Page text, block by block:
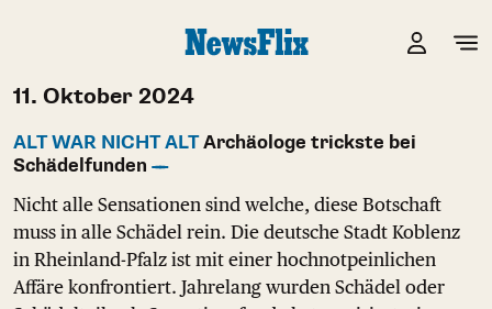
11. Oktober 2024
ALT WAR NICHT ALTArchäologe trickste bei
Schädelfunden
Nicht alle Sensationen sind welche, diese Botschaft
muss in alle Schädel rein. Die deutsche Stadt Koblenz
in Rheinland-Pfalz ist mit einer hochnotpeinlichen
Affäre konfrontiert. Jahrelang wurden Schädel oder